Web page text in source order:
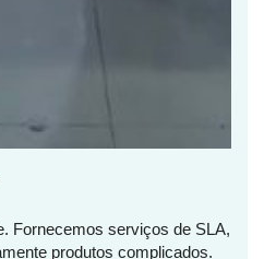
Fornecemos serviços de SLA,
produtos complicados.